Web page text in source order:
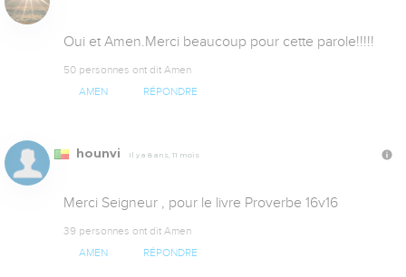
Oui et Amen.Merci beaucoup pour cette parole!!!!!
50 personnes ont dit Amen
AMEN RÉPONDRE
hounvi Il y a 8 ans, 11 mois
Merci Seigneur , pour le livre Proverbe 16v16
39 personnes ont dit Amen
AMEN RÉPONDRE